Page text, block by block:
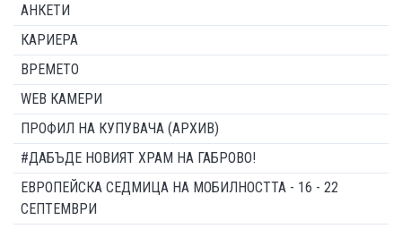
АНКЕТИ
КАРИЕРА
ВРЕМЕТО
WEB КАМЕРИ
ПРОФИЛ НА КУПУВАЧА (АРХИВ)
#ДАБЪДЕ НОВИЯТ ХРАМ НА ГАБРОВО!
ЕВРОПЕЙСКА СЕДМИЦА НА МОБИЛНОСТТА - 16 - 22
СЕПТЕМВРИ